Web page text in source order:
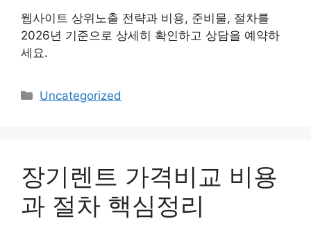
웹사이트 상위노출 전략과 비용, 준비물, 절차를
2026년 기준으로 상세히 확인하고 상담을 예약하
세요.
카
Uncategorized
장기렌트 가격비교 비용
과 절차 핵심정리